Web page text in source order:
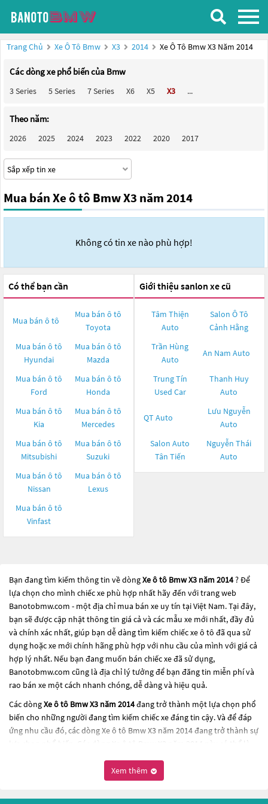
Trang Chủ Xe Ô Tô Bmw X3 2014 Xe Ô Tô Bmw X3 Năm 2014
Các dòng xe phổ biến của Bmw
3 Series 5 Series 7 Series X6 X5 X3 ...
Theo năm:
2026 2025 2024 2023 2022 2020 2017
Mua bán Xe ô tô Bmw X3 năm 2014
Không có tin xe nào phù hợp!
Có thể bạn cần
Mua bán ô tô
Mua bán ô tô
Toyota
Mua bán ô tô
Hyundai
Mua bán ô tô
Mazda
Mua bán ô tô
Ford
Mua bán ô tô
Honda
Mua bán ô tô
Kia
Mua bán ô tô
Mercedes
Mua bán ô tô
Mitsubishi
Mua bán ô tô
Suzuki
Mua bán ô tô
Nissan
Mua bán ô tô
Lexus
Mua bán ô tô
Vinfast
Giới thiệu sanlon xe cũ
Tâm Thiện
Auto
Salon Ô Tô
Cảnh Hằng
Trần Hùng
Auto
An Nam Auto
Trung Tín
Used Car
Thanh Huy
Auto
QT Auto
Lưu Nguyễn
Auto
Salon Auto
Tân Tiến
Nguyễn Thái
Auto
Bạn đang tìm kiếm thông tin về dòngXe ô tô Bmw X3 năm 2014? Để
lựa chọn cho mình chiếc xe phù hợp nhất hãy đến với trang web
Banotobmw.com - một địa chỉ mua bán xe uy tín tại Việt Nam. Tại đây,
bạn sẽ được cập nhật thông tin giá cả và các mẫu xe mới nhất, đầy đủ
và chính xác nhất, giúp bạn dễ dàng tìm kiếm chiếc xe ô tô đã qua sử
dụng hoặc xe mới chính hãng phù hợp với nhu cầu của mình với giá cả
hợp lý nhất. Nếu bạn đang muốn bán chiếc xe đã sử dụng,
Banotobmw.com cũng là địa chỉ lý tưởng để bạn đăng tin miễn phí và
rao bán xe một cách nhanh chóng, dễ dàng và hiệu quả.
Các dòngXe ô tô Bmw X3 năm 2014đang trở thành một lựa chọn phổ
biến cho những người đang tìm kiếm chiếc xe đáng tin cậy. Và để đáp
ứng nhu cầu đó, các dòngXe ô tô Bmw X3 năm 2014đang trở thành sự
lựa chọn phổ biến. Các dòng
này có thể là
thiết kế hiện đại và công nghệ tiên tiến. Các dòng
này đều được kiểm tra và bảo dưỡng kỹ lưỡng để đảm bảo chất
lượng và hiệu suất tốt nhất. Nếu bạn đang tìm kiếm một chiếc xe, hãy
Xem thêm